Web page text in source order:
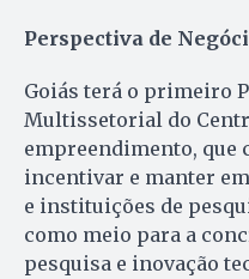
Perspectiva de
Goiás terá o primeiro
Multissetorial do
empreendimento, que
incentivar e manter
e instituições de
como meio para a
pesquisa e inovação